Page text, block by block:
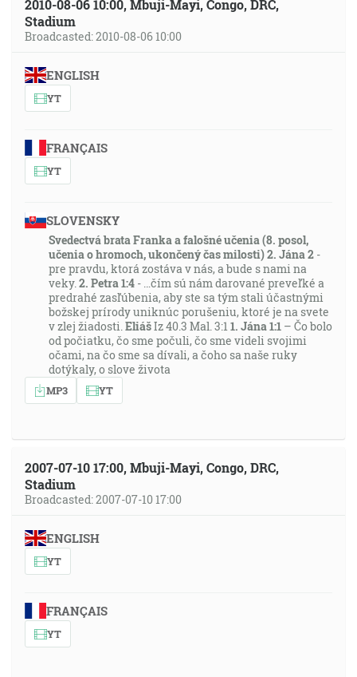
2010-08-06 10:00, Mbuji-Mayi, Congo, DRC,
Stadium
Broadcasted: 2010-08-06 10:00
ENGLISH
YT
FRANÇAIS
YT
SLOVENSKY
Svedectvá brata Franka a falošné učenia (8. posol,
učenia o hromoch, ukončený čas milosti)2. Jána 2 -
pre pravdu, ktorá zostáva v nás, a bude s nami na
veky.2. Petra 1:4 - …čím sú nám darované preveľké a
predrahé zasľúbenia, aby ste sa tým stali účastnými
božskej prírody uniknúc porušeniu, ktoré je na svete
v zlej žiadosti.EliášIz 40.3 Mal. 3:11. Jána 1:1 – Čo bolo
od počiatku, čo sme počuli, čo sme videli svojimi
očami, na čo sme sa dívali, a čoho sa naše ruky
dotýkaly, o slove života
MP3 YT
2007-07-10 17:00, Mbuji-Mayi, Congo, DRC,
Stadium
Broadcasted: 2007-07-10 17:00
ENGLISH
YT
FRANÇAIS
YT